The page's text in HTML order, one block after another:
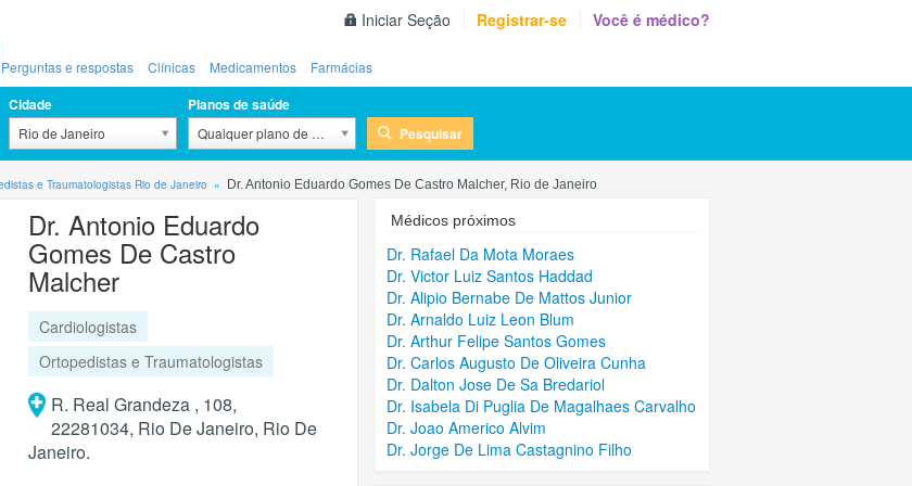
Iniciar Seção Registrar-se Você é médico?
Perguntas e respostas Clínicas Medicamentos Farmácias
Cidade
Rio de Janeiro
Planos de saúde
Qualquer plano de saúde Pesquisar
e Traumatologistas Rio de Janeiro Dr. Antonio Eduardo Gomes De Castro Malcher, Rio de Janeiro
Dr. Antonio Eduardo
Gomes De Castro
Malcher
Cardiologistas
Ortopedistas e Traumatologistas
R. Real Grandeza , 108,
22281034, Rio De Janeiro, Rio De
Janeiro.
Médicos próximos
Dr. Rafael Da Mota Moraes
Dr. Victor Luiz Santos Haddad
Dr. Alipio Bernabe De Mattos Junior
Dr. Arnaldo Luiz Leon Blum
Dr. Arthur Felipe Santos Gomes
Dr. Carlos Augusto De Oliveira Cunha
Dr. Dalton Jose De Sa Bredariol
Dr. Isabela Di Puglia De Magalhaes Carvalho
Dr. Joao Americo Alvim
Dr. Jorge De Lima Castagnino Filho